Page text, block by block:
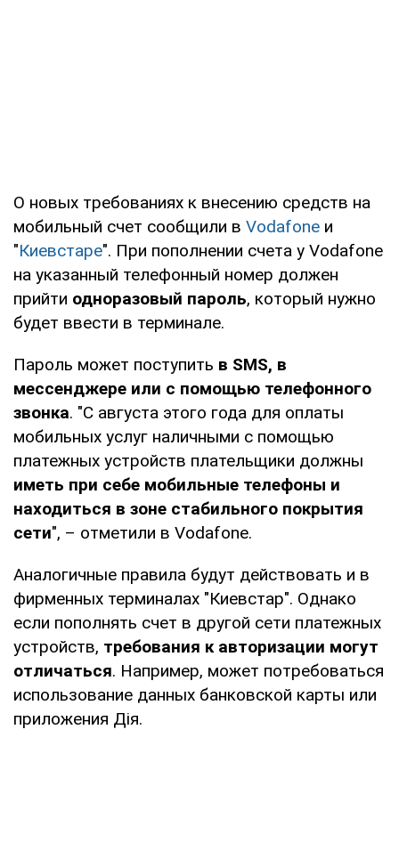
О новых требованиях к внесению средств на
мобильный счет сообщили в Vodafone и
"Киевстаре". При пополнении счета у Vodafone
на указанный телефонный номер должен
прийти одноразовый пароль, который нужно
будет ввести в терминале.
Пароль может поступить в SMS, в
мессенджере или с помощью телефонного
звонка. "С августа этого года для оплаты
мобильных услуг наличными с помощью
платежных устройств плательщики должны
иметь при себе мобильные телефоны и
находиться в зоне стабильного покрытия
сети", – отметили в Vodafone.
Аналогичные правила будут действовать и в
фирменных терминалах "Киевстар". Однако
если пополнять счет в другой сети платежных
устройств, требования к авторизации могут
отличаться. Например, может потребоваться
использование данных банковской карты или
приложения Дія.